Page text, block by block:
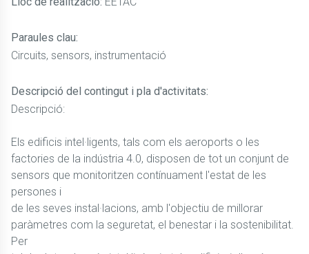
Paraules clau:
Circuits, sensors, instrumentació
Descripció del contingut i pla d'activitats:
Descripció:
Els edificis intel·ligents, tals com els aeroports o les
factories de la indústria 4.0, disposen de tot un conjunt de
sensors que monitoritzen contínuament l'estat de les
persones i
de les seves instal·lacions, amb l'objectiu de millorar
paràmetres com la seguretat, el benestar i la sostenibilitat.
Per